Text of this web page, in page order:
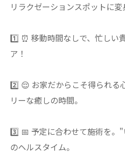
リラクゼーションスポットに変
1️⃣ ⏰ 移動時間なしで、忙しい
ア！
2️⃣ 😌 お家だからこそ得られる
リーな癒しの時間。
3️⃣ 📅 予定に合わせて施術を。
のヘルスタイム。